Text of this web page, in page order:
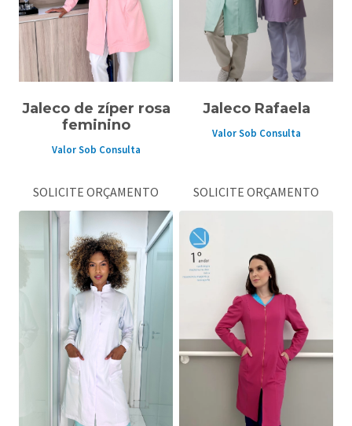
Jaleco de zíper rosa
feminino
Valor Sob Consulta
SOLICITE ORÇAMENTO
Jaleco Rafaela
Valor Sob Consulta
SOLICITE ORÇAMENTO